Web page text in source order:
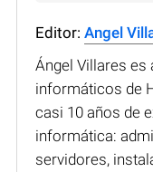
Editor: Angel
Ángel Villares es
informáticos de
casi 10 años de
informática:
servidores,